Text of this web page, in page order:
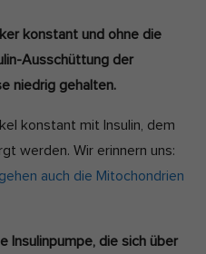
konstant und ohne die
Ausschüttung der
niedrig gehalten.
konstant mit Insulin, dem
werden. Wir erinnern uns:
auch die Mitochondrien
Insulinpumpe, die sich über